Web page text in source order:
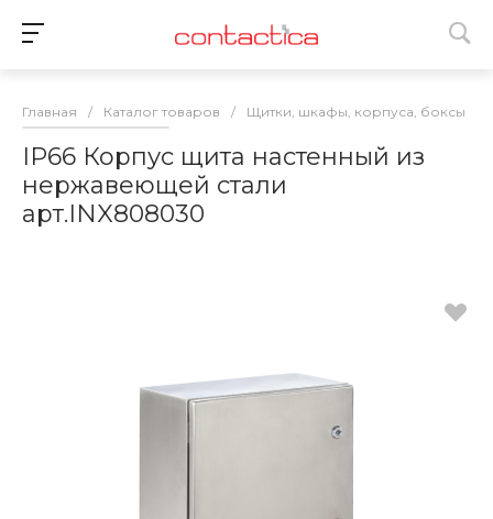
Главная / Каталог товаров / Щитки, шкафы, корпуса, боксы
IP66 Корпус щита настенный из
нержавеющей стали
арт.INX808030